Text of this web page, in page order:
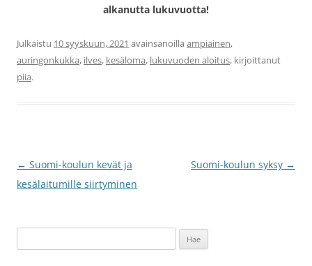
alkanutta lukuvuotta!
Julkaistu 10 syyskuun, 2021 avainsanoilla ampiainen,
auringonkukka, ilves, kesäloma, lukuvuoden aloitus, kirjoittanut
piia.
Artikkelien
selaus
← Suomi-koulun kevät ja
kesälaitumille siirtyminen
Suomi-koulun syksy →